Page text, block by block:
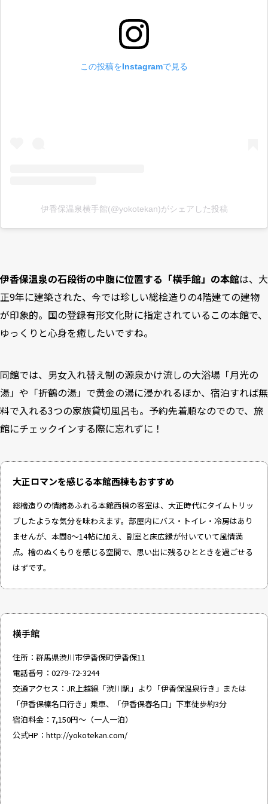
この投稿をInstagramで見る
伊香保温泉横手館(@yokotekan)がシェアした投稿
伊香保温泉の石段街の中腹に位置する「横手館」の本館は、大
正9年に建築された、今では珍しい総桧造りの4階建ての建物
が印象的。国の登録有形文化財に指定されているこの本館で、
ゆっくりと心身を癒したいですね。
同館では、男女入れ替え制の源泉かけ流しの大浴場「月光の
湯」や「折鶴の湯」で黄金の湯に浸かれるほか、宿泊すれば無
料で入れる3つの家族貸切風呂も。予約先着順なのでので、旅
館にチェックインする際に忘れずに！
大正ロマンを感じる本館西棟もおすすめ
総檜造りの情緒あふれる本館西棟の客室は、大正時代にタイムトリッ
プしたような気分を味わえます。部屋内にバス・トイレ・冷房はあり
ませんが、本間8〜14帖に加え、副室と床広縁が付いていて風情満
点。檜のぬくもりを感じる空間で、思い出に残るひとときを過ごせる
はずです。
横手館
住所：群馬県渋川市伊香保町伊香保11
電話番号：0279-72-3244
交通アクセス：JR上越線「渋川駅」より「伊香保温泉行き」または
「伊香保榛名口行き」乗車、「伊香保春名口」下車徒歩約3分
宿泊料金：7,150円〜（一人一泊）
公式HP： http://yokotekan.com/